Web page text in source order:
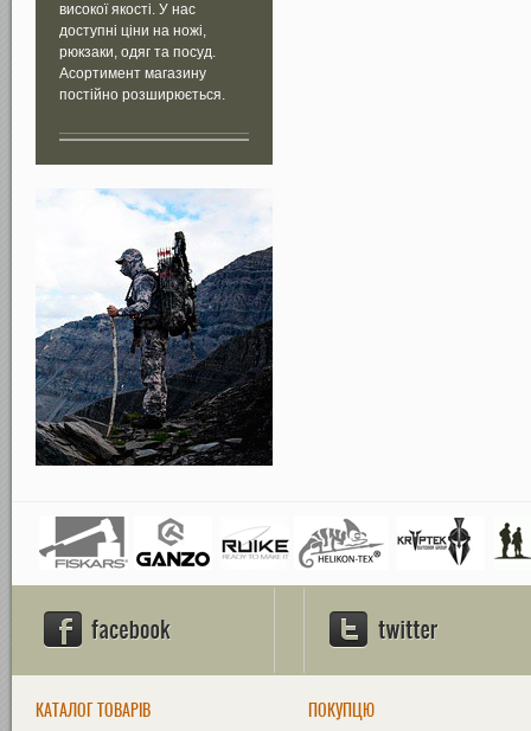
високої якості. У нас
доступні ціни на ножі,
рюкзаки, одяг та посуд.
Асортимент магазину
постійно розширюється.
КАТАЛОГ ТОВАРІВ ПОКУПЦЮ